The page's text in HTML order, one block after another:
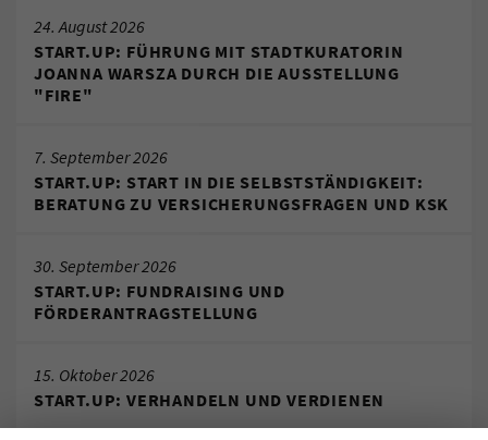
24. August 2026
START.UP: FÜHRUNG MIT STADTKURATORIN
JOANNA WARSZA DURCH DIE AUSSTELLUNG
"FIRE"
7. September 2026
START.UP: START IN DIE SELBSTSTÄNDIGKEIT:
BERATUNG ZU VERSICHERUNGSFRAGEN UND KSK
30. September 2026
START.UP: FUNDRAISING UND
FÖRDERANTRAGSTELLUNG
15. Oktober 2026
START.UP: VERHANDELN UND VERDIENEN